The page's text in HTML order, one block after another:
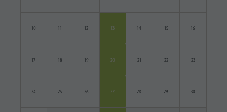
10 11 12 13 14 15 16
17 18 19 20 21 22 23
24 25 26 27 28 29 30